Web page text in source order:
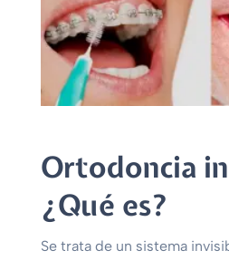
Ortodoncia
¿Qué es?
Se trata de un sistema